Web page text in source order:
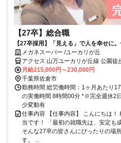
【27卒】総合職
【27卒採用】「見える」で人を幸せに
から。メガネスーパー /ユーカリが丘
アクセス 山万ユーカリが丘線 公園
地区センター徒歩約5分、山万ユーカ
分
月給215,000円～230,000円
千葉県佐倉市
勤務時間 総労働時間：1ヶ月あたり
の実働時間 8時間00分 *※完全週休2
少変動有
仕事内容 【仕事内容】 こんにちは！
当です！ 「最初の就職先は、安定も
そんな27卒の皆さんにぴったりの場
す。 ...